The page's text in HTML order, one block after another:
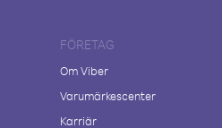
FÖRETAG
Om Viber
Varumärkescenter
Karriär